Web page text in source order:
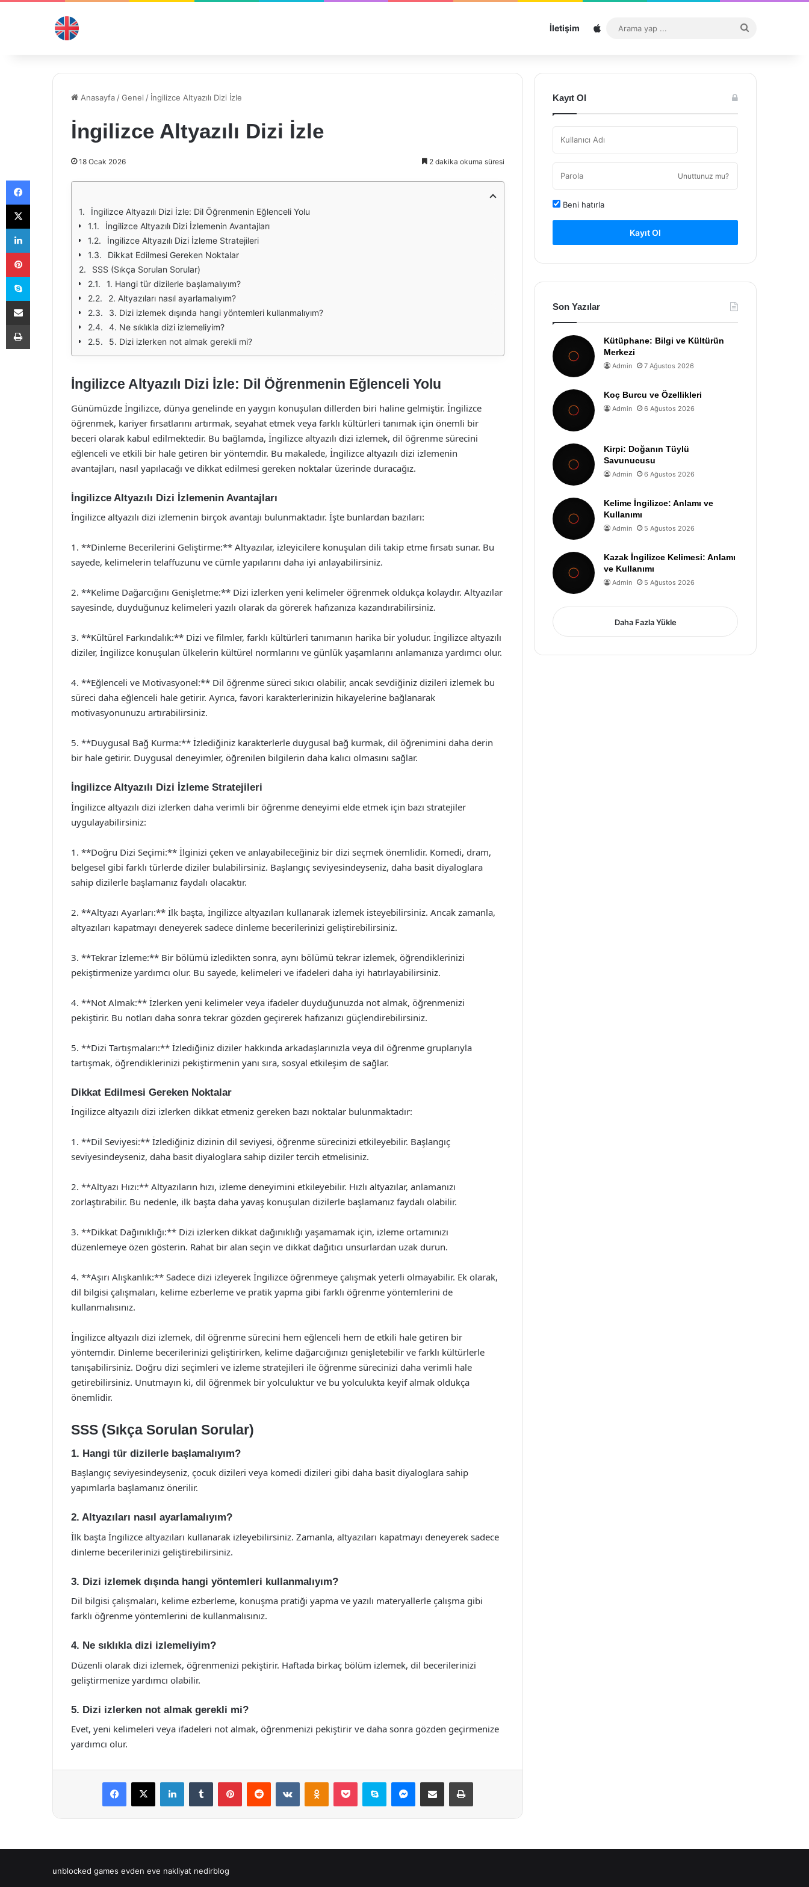
İletişim Sitemap
...
Anasayfa /Genel / İngilizce Altyazılı Dizi İzle
İngilizce Altyazılı Dizi İzle
18 Ocak 2026 2 dakika okuma süresi
İngilizce Altyazılı Dizi İzle: Dil Öğrenmenin Eğlenceli Yolu
İngilizce Altyazılı Dizi İzlemenin Avantajları
İngilizce Altyazılı Dizi İzleme Stratejileri
Dikkat Edilmesi Gereken Noktalar
SSS (Sıkça Sorulan Sorular)
1. Hangi tür dizilerle başlamalıyım?
2. Altyazıları nasıl ayarlamalıyım?
3. Dizi izlemek dışında hangi yöntemleri kullanmalıyım?
4. Ne sıklıkla dizi izlemeliyim?
5. Dizi izlerken not almak gerekli mi?
İngilizce Altyazılı Dizi İzle: Dil Öğrenmenin Eğlenceli Yolu
Günümüzde İngilizce, dünya genelinde en yaygın konuşulan dillerden biri haline gelmiştir. İngilizce
öğrenmek, kariyer fırsatlarını artırmak, seyahat etmek veya farklı kültürleri tanımak için önemli bir
beceri olarak kabul edilmektedir. Bu bağlamda, İngilizce altyazılı dizi izlemek, dil öğrenme sürecini
eğlenceli ve etkili bir hale getiren bir yöntemdir. Bu makalede, İngilizce altyazılı dizi izlemenin
avantajları, nasıl yapılacağı ve dikkat edilmesi gereken noktalar üzerinde duracağız.
İngilizce Altyazılı Dizi İzlemenin Avantajları
İngilizce altyazılı dizi izlemenin birçok avantajı bulunmaktadır. İşte bunlardan bazıları:
1. **Dinleme Becerilerini Geliştirme:** Altyazılar, izleyicilere konuşulan dili takip etme fırsatı sunar. Bu
sayede, kelimelerin telaffuzunu ve cümle yapılarını daha iyi anlayabilirsiniz.
2. **Kelime Dağarcığını Genişletme:** Dizi izlerken yeni kelimeler öğrenmek oldukça kolaydır. Altyazılar
sayesinde, duyduğunuz kelimeleri yazılı olarak da görerek hafızanıza kazandırabilirsiniz.
3. **Kültürel Farkındalık:** Dizi ve filmler, farklı kültürleri tanımanın harika bir yoludur. İngilizce altyazılı
diziler, İngilizce konuşulan ülkelerin kültürel normlarını ve günlük yaşamlarını anlamanıza yardımcı olur.
4. **Eğlenceli ve Motivasyonel:** Dil öğrenme süreci sıkıcı olabilir, ancak sevdiğiniz dizileri izlemek bu
süreci daha eğlenceli hale getirir. Ayrıca, favori karakterlerinizin hikayelerine bağlanarak
motivasyonunuzu artırabilirsiniz.
5. **Duygusal Bağ Kurma:** İzlediğiniz karakterlerle duygusal bağ kurmak, dil öğrenimini daha derin
bir hale getirir. Duygusal deneyimler, öğrenilen bilgilerin daha kalıcı olmasını sağlar.
İngilizce Altyazılı Dizi İzleme Stratejileri
İngilizce altyazılı dizi izlerken daha verimli bir öğrenme deneyimi elde etmek için bazı stratejiler
uygulayabilirsiniz:
1. **Doğru Dizi Seçimi:** İlginizi çeken ve anlayabileceğiniz bir dizi seçmek önemlidir. Komedi, dram,
belgesel gibi farklı türlerde diziler bulabilirsiniz. Başlangıç seviyesindeyseniz, daha basit diyaloglara
sahip dizilerle başlamanız faydalı olacaktır.
2. **Altyazı Ayarları:** İlk başta, İngilizce altyazıları kullanarak izlemek isteyebilirsiniz. Ancak zamanla,
altyazıları kapatmayı deneyerek sadece dinleme becerilerinizi geliştirebilirsiniz.
3. **Tekrar İzleme:** Bir bölümü izledikten sonra, aynı bölümü tekrar izlemek, öğrendiklerinizi
pekiştirmenize yardımcı olur. Bu sayede, kelimeleri ve ifadeleri daha iyi hatırlayabilirsiniz.
4. **Not Almak:** İzlerken yeni kelimeler veya ifadeler duyduğunuzda not almak, öğrenmenizi
pekiştirir. Bu notları daha sonra tekrar gözden geçirerek hafızanızı güçlendirebilirsiniz.
5. **Dizi Tartışmaları:** İzlediğiniz diziler hakkında arkadaşlarınızla veya dil öğrenme gruplarıyla
tartışmak, öğrendiklerinizi pekiştirmenin yanı sıra, sosyal etkileşim de sağlar.
Dikkat Edilmesi Gereken Noktalar
İngilizce altyazılı dizi izlerken dikkat etmeniz gereken bazı noktalar bulunmaktadır:
1. **Dil Seviyesi:** İzlediğiniz dizinin dil seviyesi, öğrenme sürecinizi etkileyebilir. Başlangıç
seviyesindeyseniz, daha basit diyaloglara sahip diziler tercih etmelisiniz.
2. **Altyazı Hızı:** Altyazıların hızı, izleme deneyimini etkileyebilir. Hızlı altyazılar, anlamanızı
zorlaştırabilir. Bu nedenle, ilk başta daha yavaş konuşulan dizilerle başlamanız faydalı olabilir.
3. **Dikkat Dağınıklığı:** Dizi izlerken dikkat dağınıklığı yaşamamak için, izleme ortamınızı
düzenlemeye özen gösterin. Rahat bir alan seçin ve dikkat dağıtıcı unsurlardan uzak durun.
4. **Aşırı Alışkanlık:** Sadece dizi izleyerek İngilizce öğrenmeye çalışmak yeterli olmayabilir. Ek olarak,
dil bilgisi çalışmaları, kelime ezberleme ve pratik yapma gibi farklı öğrenme yöntemlerini de
kullanmalısınız.
İngilizce altyazılı dizi izlemek, dil öğrenme sürecini hem eğlenceli hem de etkili hale getiren bir
yöntemdir. Dinleme becerilerinizi geliştirirken, kelime dağarcığınızı genişletebilir ve farklı kültürlerle
tanışabilirsiniz. Doğru dizi seçimleri ve izleme stratejileri ile öğrenme sürecinizi daha verimli hale
getirebilirsiniz. Unutmayın ki, dil öğrenmek bir yolculuktur ve bu yolculukta keyif almak oldukça
önemlidir.
SSS (Sıkça Sorulan Sorular)
1. Hangi tür dizilerle başlamalıyım?
Başlangıç seviyesindeyseniz, çocuk dizileri veya komedi dizileri gibi daha basit diyaloglara sahip
yapımlarla başlamanız önerilir.
2. Altyazıları nasıl ayarlamalıyım?
İlk başta İngilizce altyazıları kullanarak izleyebilirsiniz. Zamanla, altyazıları kapatmayı deneyerek sadece
dinleme becerilerinizi geliştirebilirsiniz.
3. Dizi izlemek dışında hangi yöntemleri kullanmalıyım?
Dil bilgisi çalışmaları, kelime ezberleme, konuşma pratiği yapma ve yazılı materyallerle çalışma gibi
farklı öğrenme yöntemlerini de kullanmalısınız.
4. Ne sıklıkla dizi izlemeliyim?
Düzenli olarak dizi izlemek, öğrenmenizi pekiştirir. Haftada birkaç bölüm izlemek, dil becerilerinizi
geliştirmenize yardımcı olabilir.
5. Dizi izlerken not almak gerekli mi?
Evet, yeni kelimeleri veya ifadeleri not almak, öğrenmenizi pekiştirir ve daha sonra gözden geçirmenize
yardımcı olur.
Facebook
X LinkedInTumblr PinterestReddit VKontakteOdnoklassniki
Pocket Skype Messenger
E-Posta ile paylaş Yazdır
Kayıt Ol
Unuttunuz mu?
Beni hatırla
Kayıt Ol
Son Yazılar
Kütüphane: Bilgi ve Kültürün
Merkezi
Admin 7 Ağustos 2026
Koç Burcu ve Özellikleri
Admin 6 Ağustos 2026
Kirpi: Doğanın Tüylü
Savunucusu
Admin 6 Ağustos 2026
Kelime İngilizce: Anlamı ve
Kullanımı
Admin 5 Ağustos 2026
Kazak İngilizce Kelimesi: Anlamı
ve Kullanımı
Admin 5 Ağustos 2026
Daha Fazla Yükle
unblocked games evden eve nakliyat nedirblog
Facebook
X
LinkedIn
Pinterest
Skype
E-Posta ile paylaş